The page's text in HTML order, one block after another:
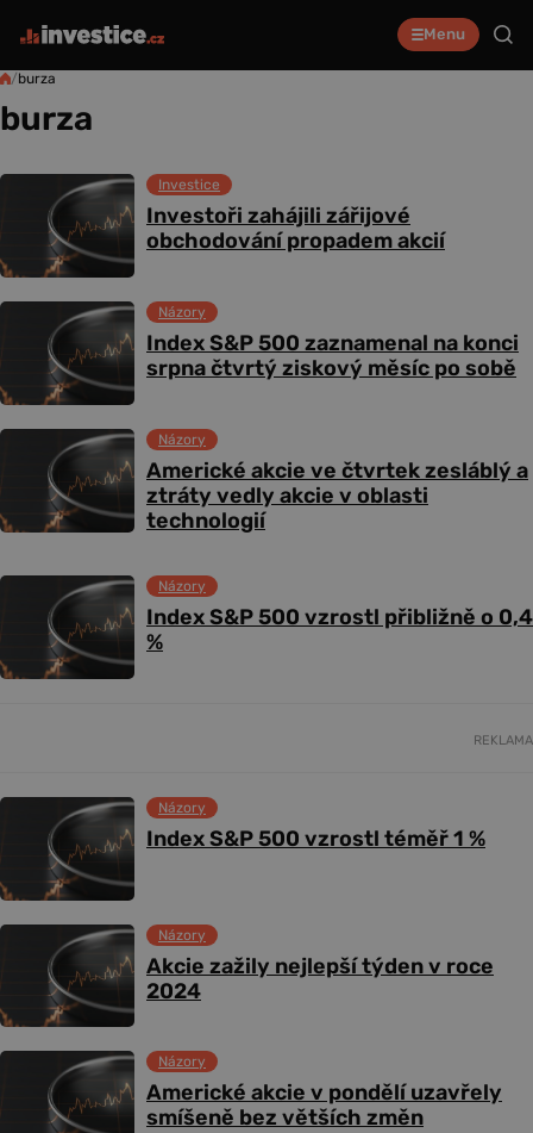
Menu
/burza
burza
Investoři zahájili zářijové
obchodování propadem akcií
Investice
Index S&P 500 zaznamenal na konci
srpna čtvrtý ziskový měsíc po sobě
Názory
Americké akcie ve čtvrtek zesláblý a
ztráty vedly akcie v oblasti
technologií
Názory
Index S&P 500 vzrostl přibližně o 0,4
%
Názory
REKLAMA
Index S&P 500 vzrostl téměř 1 %
Názory
Akcie zažily nejlepší týden v roce
2024
Názory
Americké akcie v pondělí uzavřely
smíšeně bez větších změn
Názory